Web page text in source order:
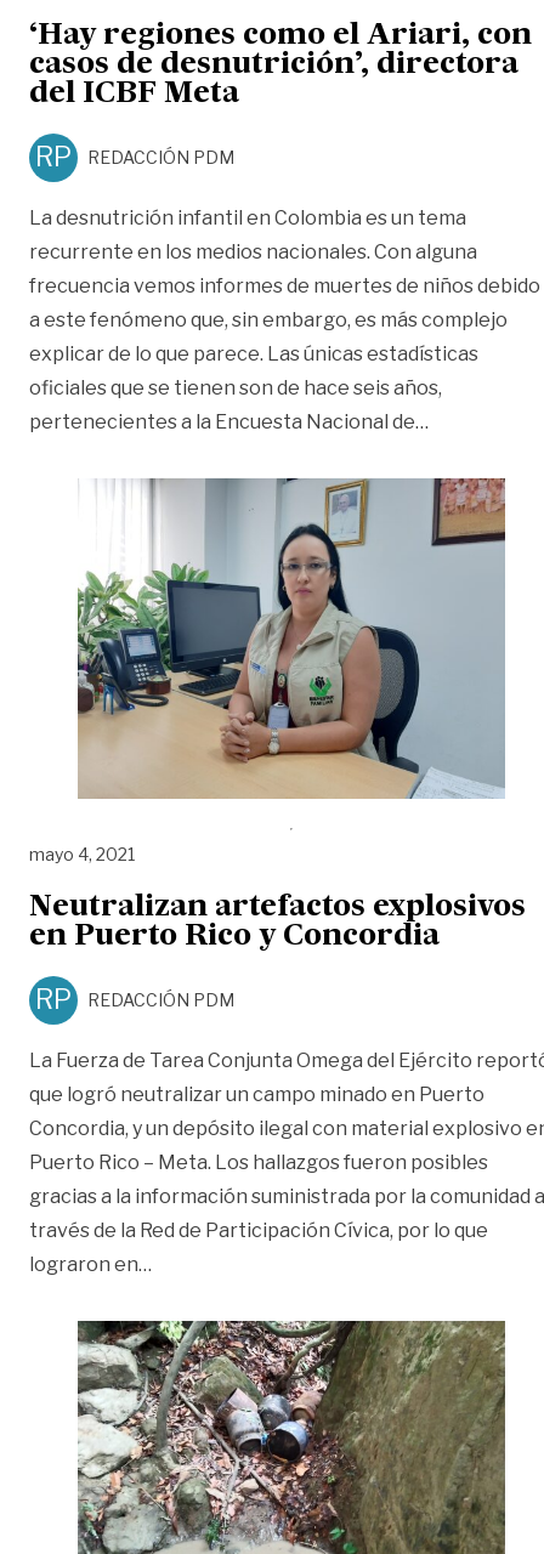
‘Hay regiones como el Ariari, con
casos de desnutrición’, directora
del ICBF Meta
RP REDACCIÓN PDM
La desnutrición infantil en Colombia es un tema
recurrente en los medios nacionales. Con alguna
frecuencia vemos informes de muertes de niños debido
a este fenómeno que, sin embargo, es más complejo
explicar de lo que parece. Las únicas estadísticas
oficiales que se tienen son de hace seis años,
pertenecientes a la Encuesta Nacional de…
mayo 4, 2021
Neutralizan artefactos explosivos
en Puerto Rico y Concordia
RP REDACCIÓN PDM
La Fuerza de Tarea Conjunta Omega del Ejército
que logró neutralizar un campo minado en Puerto
Concordia, y un depósito ilegal con material explosivo
Puerto Rico – Meta. Los hallazgos fueron posibles
gracias a la información suministrada por la comunidad a
través de la Red de Participación Cívica, por lo que
lograron en…